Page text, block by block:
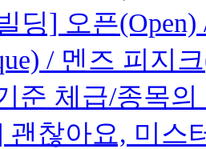
딩] 오픈(Open)
/ 멘즈 피지
준 체급/종목의
괜찮아요, 미스